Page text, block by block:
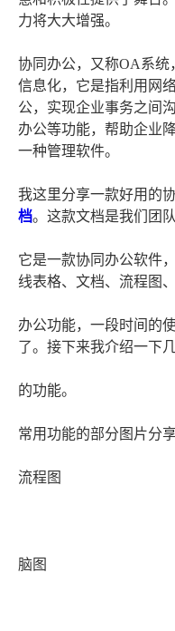
力将大大增强。
协同办公，又称OA系统
信息化，它是指利用网
公，实现企业事务之间
办公等功能，帮助企业
一种管理软件。
我这里分享一款好用的
档。这款文档是我们团
它是一款协同办公软件
线表格、文档、流程图
办公功能，一段时间的
了。接下来我介绍一下
的功能。
常用功能的部分图片分享
流程图
脑图